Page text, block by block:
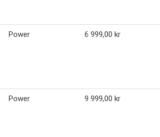
Power 6 999,00 kr
Power 9 999,00 kr